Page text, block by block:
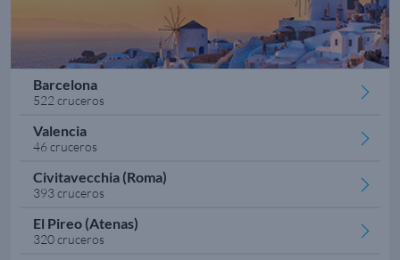
Barcelona
522 cruceros
Valencia
46 cruceros
Civitavecchia (Roma)
393 cruceros
El Pireo (Atenas)
320 cruceros